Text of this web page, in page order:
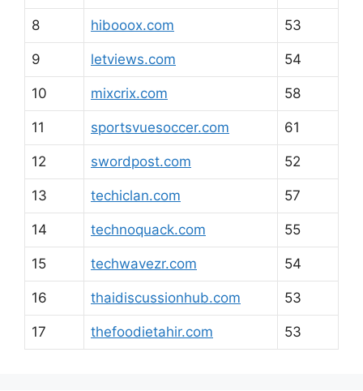
8 hibooox.com 53
9 letviews.com 54
10 mixcrix.com 58
11 sportsvuesoccer.com 61
12 swordpost.com 52
13 techiclan.com 57
14 technoquack.com 55
15 techwavezr.com 54
16 thaidiscussionhub.com 53
17 thefoodietahir.com 53